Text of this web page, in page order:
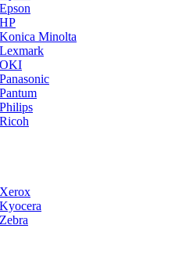
Minolta